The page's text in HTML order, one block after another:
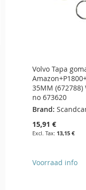
Volvo Tapa
35MM
no 673620
Brand:
15,91 €
13,15 €
Voorraad info